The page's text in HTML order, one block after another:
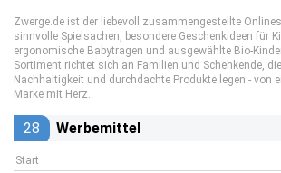
Zwerge.de ist der liebevoll zusammengestellte
sinnvolle Spielsachen, besondere Geschenkideen für
ergonomische Babytragen und ausgewählte Bio-
Sortiment richtet sich an Familien und Schenkende,
Nachhaltigkeit und durchdachte Produkte legen - von
Marke mit Herz.
28 Werbemittel
Start